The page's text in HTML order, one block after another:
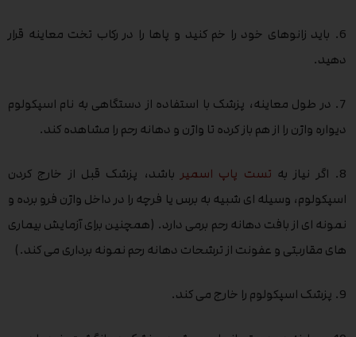
6. باید زانوهای خود را خم کنید و پاها را در رکاب تخت معاینه قرار
دهید.
7. در طول معاینه، پزشک با استفاده از دستگاهی به نام اسپکولوم
دیواره واژن را از هم باز کرده تا واژن و دهانه رحم را مشاهده کند.
8. اگر نیاز به تست پاپ اسمیر باشد، پزشک قبل از خارج کردن
اسپکولوم، وسیله ای شبیه به برس یا فرچه را در داخل واژن فرو برده و
نمونه ای از بافت دهانه رحم برمی دارد. (همچنین برای آزمایش بیماری
های مقاربتی و عفونت از ترشحات دهانه رحم نمونه برداری می کند.)
9. پزشک اسپکولوم را خارج می کند.